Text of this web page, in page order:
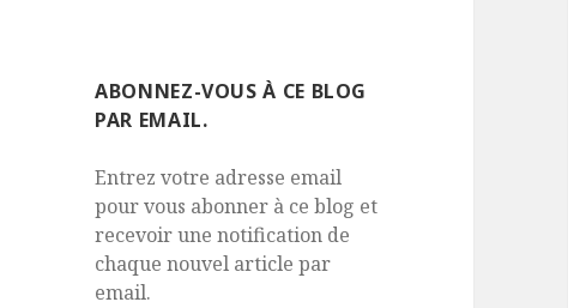
ABONNEZ-VOUS À CE BLOG
PAR EMAIL.
Entrez votre adresse email
pour vous abonner à ce blog et
recevoir une notification de
chaque nouvel article par
email.